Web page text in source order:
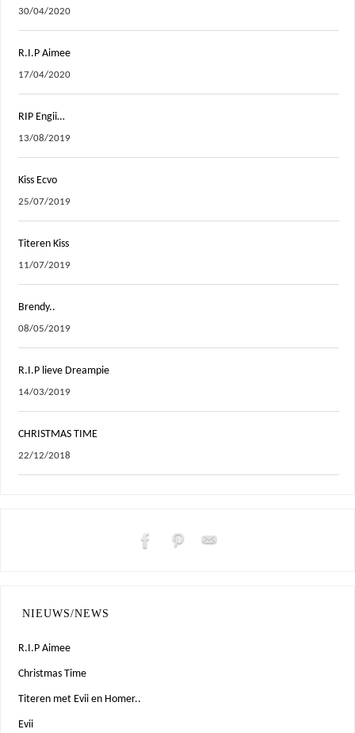
30/04/2020
R.I.P Aimee
17/04/2020
RIP Engii…
13/08/2019
Kiss Ecvo
25/07/2019
Titeren Kiss
11/07/2019
Brendy..
08/05/2019
R.I.P lieve Dreampie
14/03/2019
CHRISTMAS TIME
22/12/2018
NIEUWS/NEWS
R.I.P Aimee
Christmas Time
Titeren met Evii en Homer..
Evii